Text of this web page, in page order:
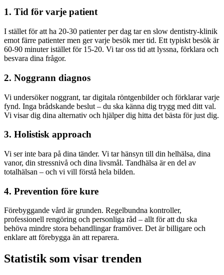
1. Tid för varje patient
I stället för att ha 20-30 patienter per dag tar en slow dentistry-klinik
emot färre patienter men ger varje besök mer tid. Ett typiskt besök är
60-90 minuter istället för 15-20. Vi tar oss tid att lyssna, förklara och
besvara dina frågor.
2. Noggrann diagnos
Vi undersöker noggrant, tar digitala röntgenbilder och förklarar varje
fynd. Inga brådskande beslut – du ska känna dig trygg med ditt val.
Vi visar dig dina alternativ och hjälper dig hitta det bästa för just dig.
3. Holistisk approach
Vi ser inte bara på dina tänder. Vi tar hänsyn till din helhälsa, dina
vanor, din stressnivå och dina livsmål. Tandhälsa är en del av
totalhälsan – och vi vill förstå hela bilden.
4. Prevention före kure
Förebyggande vård är grunden. Regelbundna kontroller,
professionell rengöring och personliga råd – allt för att du ska
behöva mindre stora behandlingar framöver. Det är billigare och
enklare att förebygga än att reparera.
Statistik som visar trenden